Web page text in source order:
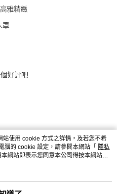
雅精緻
罩
好評吧
使用 cookie 方式之詳情，及若您不希
腦的 cookie 設定，請參閱本網站「 隱私
網站即表示您同意本公司得按本網站使